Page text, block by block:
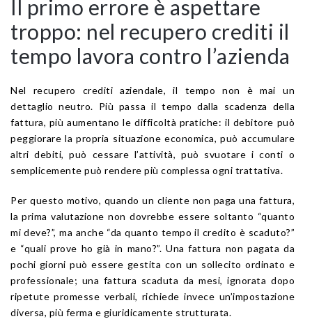
Il primo errore è aspettare
troppo: nel recupero crediti il
tempo lavora contro l’azienda
Nel recupero crediti aziendale, il tempo non è mai un
dettaglio neutro. Più passa il tempo dalla scadenza della
fattura, più aumentano le difficoltà pratiche: il debitore può
peggiorare la propria situazione economica, può accumulare
altri debiti, può cessare l’attività, può svuotare i conti o
semplicemente può rendere più complessa ogni trattativa.
Per questo motivo, quando un cliente non paga una fattura,
la prima valutazione non dovrebbe essere soltanto “quanto
mi deve?”, ma anche “da quanto tempo il credito è scaduto?”
e “quali prove ho già in mano?”. Una fattura non pagata da
pochi giorni può essere gestita con un sollecito ordinato e
professionale; una fattura scaduta da mesi, ignorata dopo
ripetute promesse verbali, richiede invece un’impostazione
diversa, più ferma e giuridicamente strutturata.